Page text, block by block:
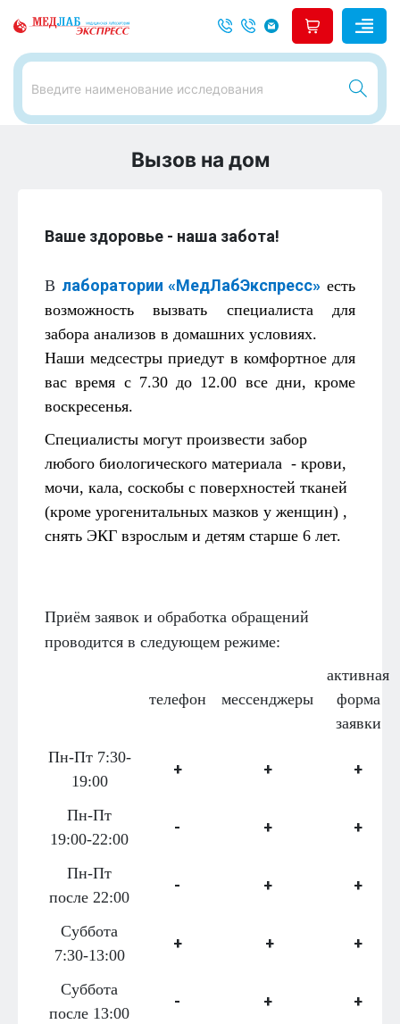
Вызов на дом
Ваше здоровье - наша забота!
В лаборатории «МедЛабЭкспресс» есть
возможность вызвать специалиста для
забора анализов в домашних условиях.
Наши медсестры приедут в комфортное для
вас время с 7.30 до 12.00 все дни, кроме
воскресенья.
Специалисты могут произвести забор
любого биологического материала - крови,
мочи, кала, соскобы с поверхностей тканей
(кроме урогенитальных мазков у женщин) ,
снять ЭКГ взрослым и детям старше 6 лет.
Приём заявок и обработка обращений
проводится в следующем режиме:
телефон мессенджеры
активная
форма
заявки
Пн-Пт 7:30-
19:00
+ + +
Пн-Пт
19:00-22:00
- + +
Пн-Пт
после 22:00
- + +
Суббота
7:30-13:00
+ + +
Суббота
после 13:00
- + +